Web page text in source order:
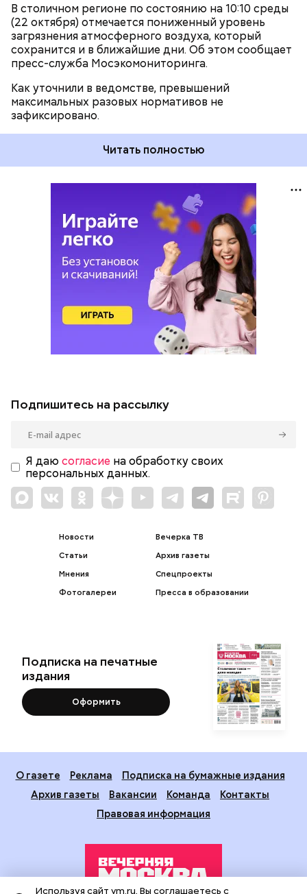
В столичном регионе по состоянию на 10:10 среды
(22 октября) отмечается пониженный уровень
загрязнения атмосферного воздуха, который
сохранится и в ближайшие дни. Об этом сообщает
пресс-служба Мосэкомониторинга.
Как уточнили в ведомстве, превышений
максимальных разовых нормативов не
зафиксировано.
Читать полностью
Подпишитесь на рассылку
Я даю согласие на обработку своих
персональных данных.
Новости
Статьи
Мнения
Фотогалереи
Вечерка ТВ
Архив газеты
Спецпроекты
Пресса в образовании
Подписка на печатные
издания
Оформить
О газете Реклама
Подписка на бумажные издания
Архив газеты
Вакансии Команда
Контакты
Правовая информация
Используя сайт vm.ru, Вы соглашаетесь с